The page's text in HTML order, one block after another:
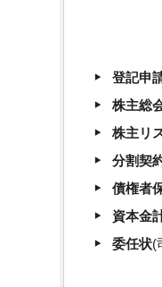
登記申
株主総
株主リ
分割契
債権者
資本金
委任状(